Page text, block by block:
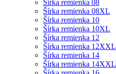
Šírka remienka 08
Šírka remienka 08XL
Šírka remienka 10
Šírka remienka 10XL
Šírka remienka 12
Šírka remienka 12XXL
Šírka remienka 14
Šírka remienka 14XXL